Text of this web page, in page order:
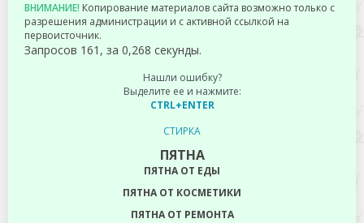
ВНИМАНИЕ! Копирование материалов сайта возможно только с
разрешения администрации и с активной ссылкой на
первоисточник.
Запросов 161, за 0,268 секунды.
Нашли ошибку?
Выделите ее и нажмите:
CTRL+ENTER
СТИРКА
ПЯТНА
ПЯТНА ОТ ЕДЫ
ПЯТНА ОТ КОСМЕТИКИ
ПЯТНА ОТ РЕМОНТА